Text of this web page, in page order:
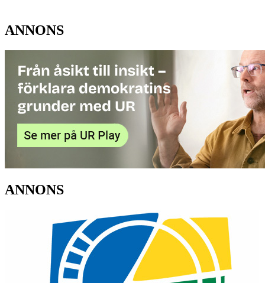
ANNONS
ANNONS